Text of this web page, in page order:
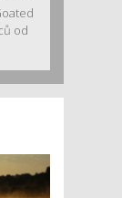
od